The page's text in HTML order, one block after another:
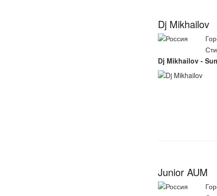
Dj Mikhailov
Dj Mikhailov -
Junior AUM